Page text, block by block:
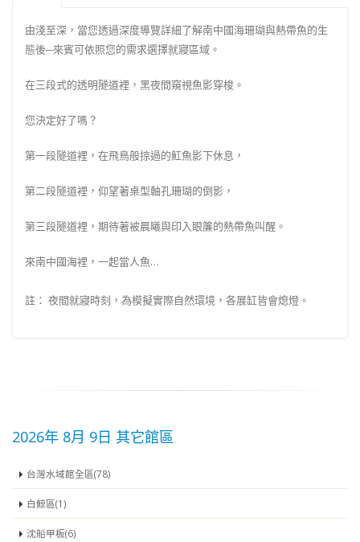
由淺至深，當您透過深度導覽詳細了解南中國海珊瑚與熱帶魚的生
態後─來賓可依照您的需求選擇就寢區域。
在三段式的透明隧道裡，黑夜間窺視魚影穿梭。
您決定好了嗎？
第一段隧道裡，在飛鳥般掠過的魟魚影下休息，
第二段隧道裡，仰望著桌型軸孔珊瑚的倒影，
第三段隧道裡，期待著被晨曦與印入眼簾的熱帶魚叫醒。
來南中國海裡，一起當人魚…
註： 夜間就寢時刻，為模擬實際自然環境，各展缸皆會熄燈。
2026年 8月 9日 其它館區
台灣水域館全區(78)
白鯨區(1)
沈船甲板(6)